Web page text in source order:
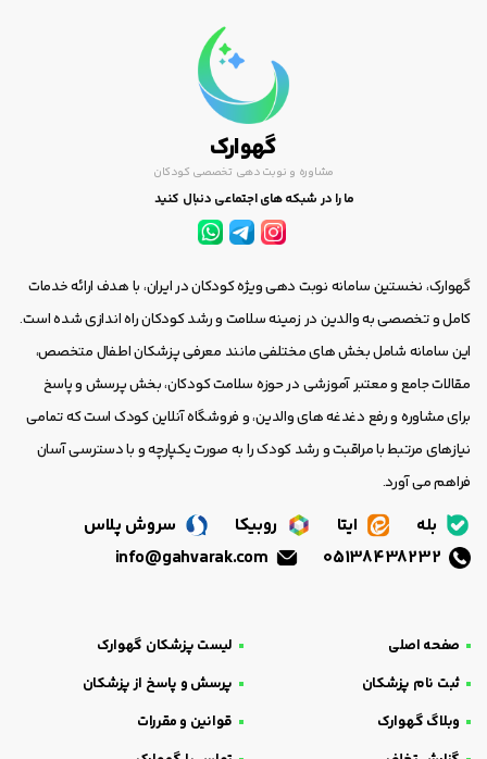
گهوارک
مشاوره و نوبت دهی تخصصی کودکان
ما را در شبکه های اجتماعی دنبال کنید
گهوارک، نخستین سامانه نوبت دهی ویژه کودکان در ایران، با هدف ارائه خدمات
کامل و تخصصی به والدین در زمینه سلامت و رشد کودکان راه اندازی شده است.
این سامانه شامل بخش های مختلفی مانند معرفی پزشکان اطفال متخصص،
مقالات جامع و معتبر آموزشی در حوزه سلامت کودکان، بخش پرسش و پاسخ
برای مشاوره و رفع دغدغه های والدین، و فروشگاه آنلاین کودک است که تمامی
نیازهای مرتبط با مراقبت و رشد کودک را به صورت یکپارچه و با دسترسی آسان
فراهم می آورد.
بله ایتا روبیکا
سروش پلاس
صفحه اصلی
لیست پزشکان گهوارک
ثبت نام پزشکان
پرسش و پاسخ از پزشکان
وبلاگ گهوارک
قوانین و مقررات